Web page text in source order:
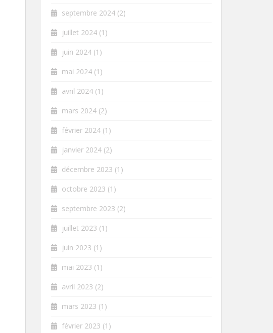
septembre 2024 (2)
juillet 2024 (1)
juin 2024 (1)
mai 2024 (1)
avril 2024 (1)
mars 2024 (2)
février 2024 (1)
janvier 2024 (2)
décembre 2023 (1)
octobre 2023 (1)
septembre 2023 (2)
juillet 2023 (1)
juin 2023 (1)
mai 2023 (1)
avril 2023 (2)
mars 2023 (1)
février 2023 (1)